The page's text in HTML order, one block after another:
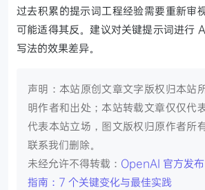
过去积累的提示词工程经验需要重新审
可能适得其反。建议对关键提示词进行
写法的效果差异。
声明：本站原创文章文字版权归本站
明作者和出处；本站转载文章仅仅代
代表本站立场，图文版权归原作者所
联系我们删除。
未经允许不得转载： OpenAI 官方发
指南：7 个关键变化与最佳实践